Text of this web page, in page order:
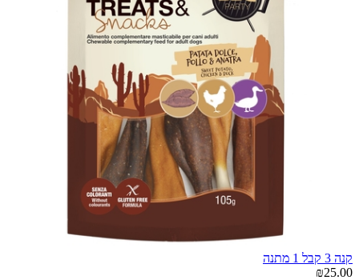
קנה 3 קבל 1 מתנה
₪25.00